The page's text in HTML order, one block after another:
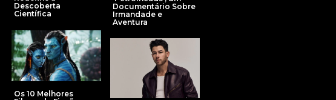
Descoberta
Científica
Documentário Sobre
Irmandade e
Aventura
Os 10 Melhores